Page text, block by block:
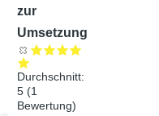
zur
Umsetzung
Durchschnitt:
5 (1
Bewertung)